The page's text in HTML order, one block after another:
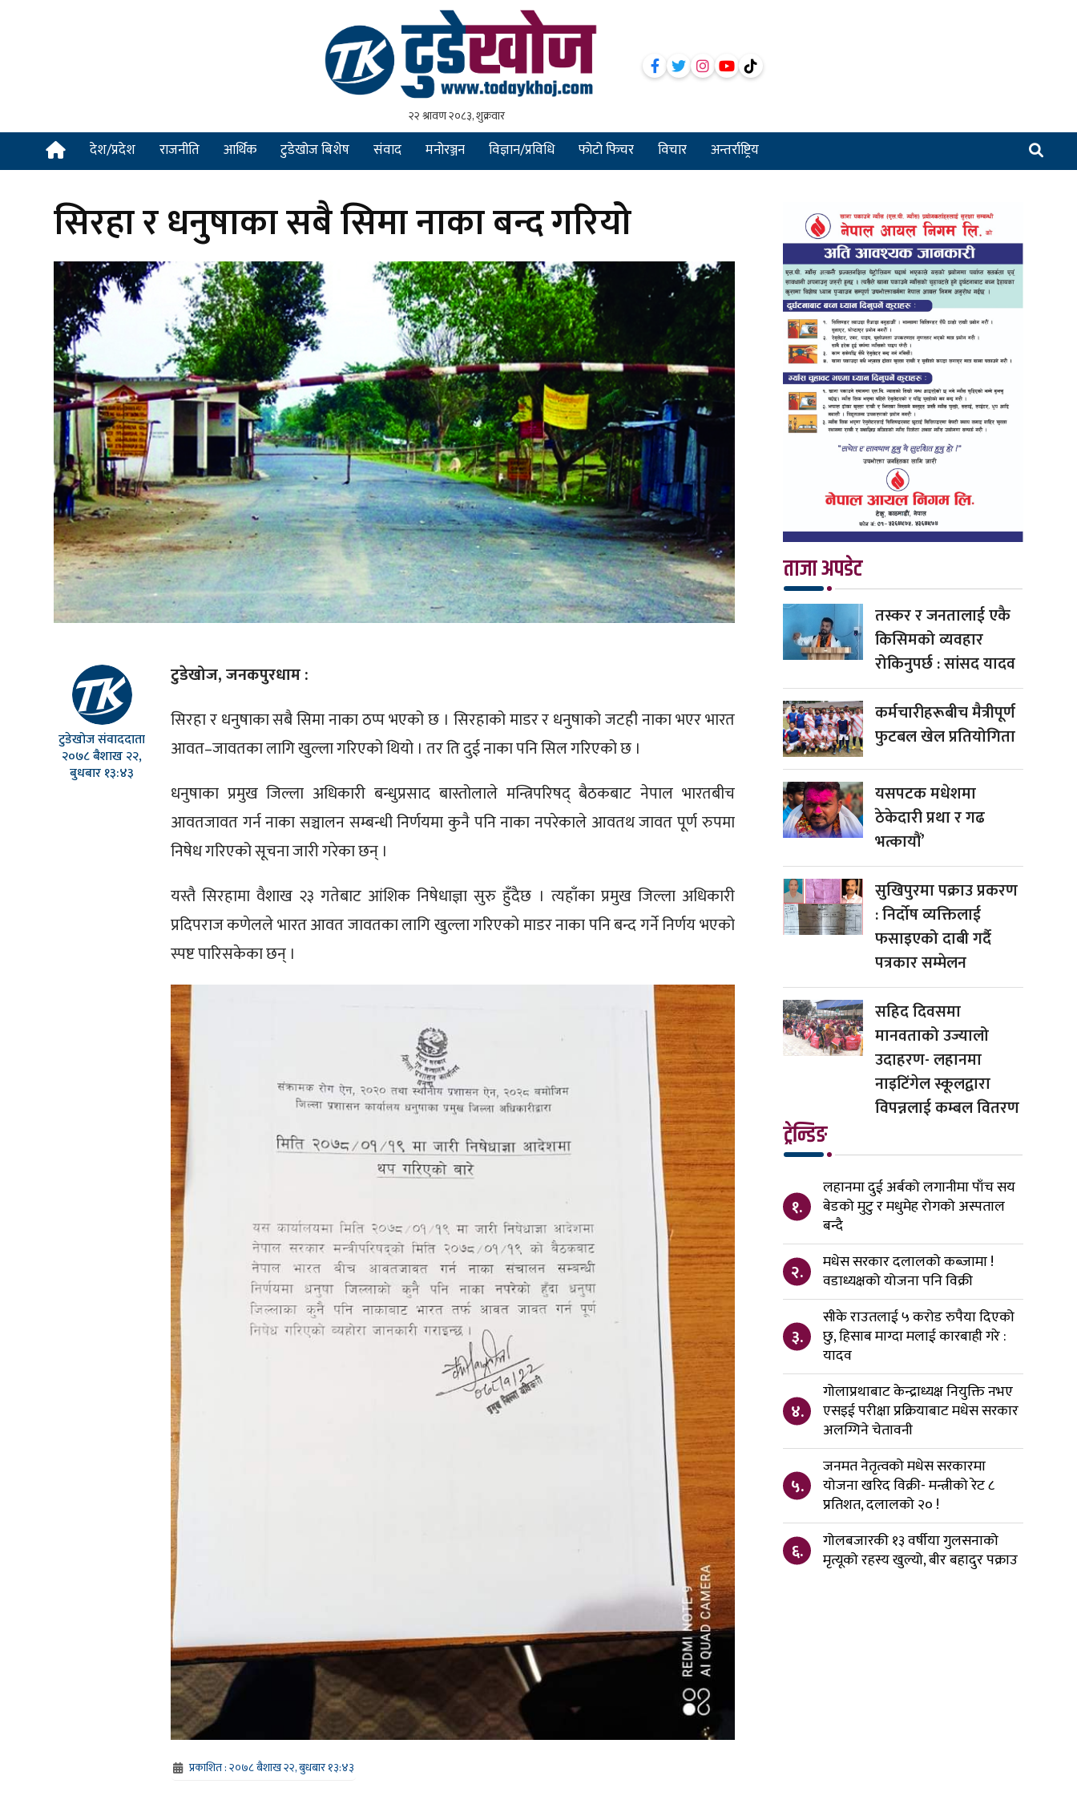
देश/प्रदेश राजनीति आर्थिक टुडेखोज बिशेष संवाद मनोरञ्जन विज्ञान/प्रविधि फोटो फिचर विचार अन्तर्राष्ट्रिय
सिरहा र धनुषाका सबै सिमा नाका बन्द गरियो
टुडेखोज संवाददाता
२०७८ बैशाख २२,
बुधबार १३:४३
टुडेखोज, जनकपुरधाम :
सिरहा र धनुषाका सबै सिमा नाका ठप्प भएको छ । सिरहाको माडर र धनुषाको जटही नाका भएर भारत
आवत–जावतका लागि खुल्ला गरिएको थियो । तर ति दुई नाका पनि सिल गरिएको छ ।
धनुषाका प्रमुख जिल्ला अधिकारी बन्धुप्रसाद बास्तोलाले मन्त्रिपरिषद् बैठकबाट नेपाल भारतबीच
आवतजावत गर्न नाका सञ्चालन सम्बन्धी निर्णयमा कुनै पनि नाका नपरेकाले आवतथ जावत पूर्ण रुपमा
निषेध गरिएको सूचना जारी गरेका छन् ।
यस्तै सिरहामा वैशाख २३ गतेबाट आंशिक निषेधाज्ञा सुरु हुँदैछ । त्यहाँका प्रमुख जिल्ला अधिकारी
प्रदिपराज कणेलले भारत आवत जावतका लागि खुल्ला गरिएको माडर नाका पनि बन्द गर्ने निर्णय भएको
स्पष्ट पारिसकेका छन् ।
प्रकाशित : २०७८ बैशाख २२, बुधबार १३:४३
ताजा अपडेट
तस्कर र जनतालाई एकै
किसिमको व्यवहार
रोकिनुपर्छ : सांसद यादव
कर्मचारीहरूबीच मैत्रीपूर्ण
फुटबल खेल प्रतियोगिता
यसपटक मधेशमा
ठेकेदारी प्रथा र गढ
भत्कायौं’
सुखिपुरमा पक्राउ प्रकरण
: निर्दोष व्यक्तिलाई
फसाइएको दाबी गर्दै
पत्रकार सम्मेलन
सहिद दिवसमा
मानवताको उज्यालो
उदाहरण- लहानमा
नाइटिंगेल स्कूलद्वारा
विपन्नलाई कम्बल वितरण
ट्रेन्डिङ
१.
लहानमा दुई अर्बको लगानीमा पाँच सय
बेडको मुटु र मधुमेह रोगको अस्पताल
बन्दै
२.
मधेस सरकार दलालको कब्जामा !
वडाध्यक्षको योजना पनि विक्री
३.
सीके राउतलाई ५ करोड रुपैया दिएको
छु, हिसाब माग्दा मलाई कारबाही गरे :
यादव
४.
गोलाप्रथाबाट केन्द्राध्यक्ष नियुक्ति नभए
एसइई परीक्षा प्रक्रियाबाट मधेस सरकार
अलग्गिने चेतावनी
५.
जनमत नेतृत्वको मधेस सरकारमा
योजना खरिद विक्री- मन्त्रीको रेट ८
प्रतिशत, दलालको २० !
६.
गोलबजारकी १३ वर्षीया गुलसनाको
मृत्यूको रहस्य खुल्यो, बीर बहादुर पक्राउ